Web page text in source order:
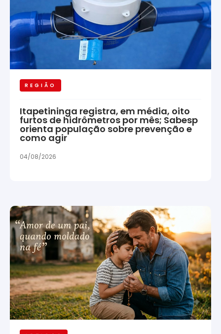
REGIÃO
Itapetininga registra, em média, oito
furtos de hidrômetros por mês; Sabesp
orienta população sobre prevenção e
como agir
04/08/2026